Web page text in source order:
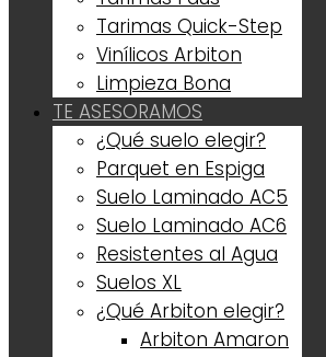
Tarimas Quick-Step
Vinílicos Arbiton
Limpieza Bona
TE ASESORAMOS
¿Qué suelo elegir?
Parquet en Espiga
Suelo Laminado AC5
Suelo Laminado AC6
Resistentes al Agua
Suelos XL
¿Qué Arbiton elegir?
Arbiton Amaron